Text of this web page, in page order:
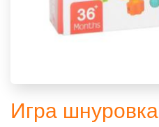
Игра шнуровка